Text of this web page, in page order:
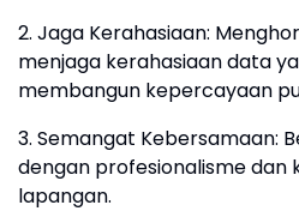
2. ​Jaga Kerahasiaan:
menjaga kerahasiaan data
membangun kepercayaan
3. ​Semangat Kebersamaan:
dengan profesionalisme dan
lapangan.